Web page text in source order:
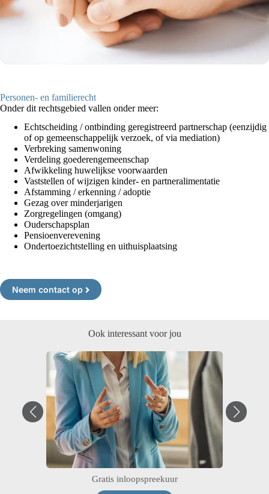
Personen- en familierecht
Onder dit rechtsgebied vallen onder meer:
Echtscheiding / ontbinding geregistreerd partnerschap (eenzijdig
of op gemeenschappelijk verzoek, of via mediation)
Verbreking samenwoning
Verdeling goederengemeenschap
Afwikkeling huwelijkse voorwaarden
Vaststellen of wijzigen kinder- en partneralimentatie
Afstamming / erkenning / adoptie
Gezag over minderjarigen
Zorgregelingen (omgang)
Ouderschapsplan
Pensioenverevening
Ondertoezichtstelling en uithuisplaatsing
Neem contact op
Ook interessant voor jou
Gratis inloopspreekuur